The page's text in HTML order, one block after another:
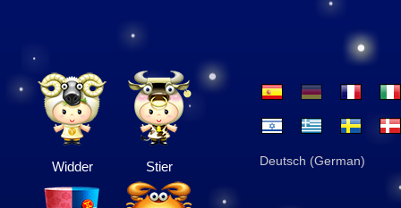
Widder Stier Deutsch (German)